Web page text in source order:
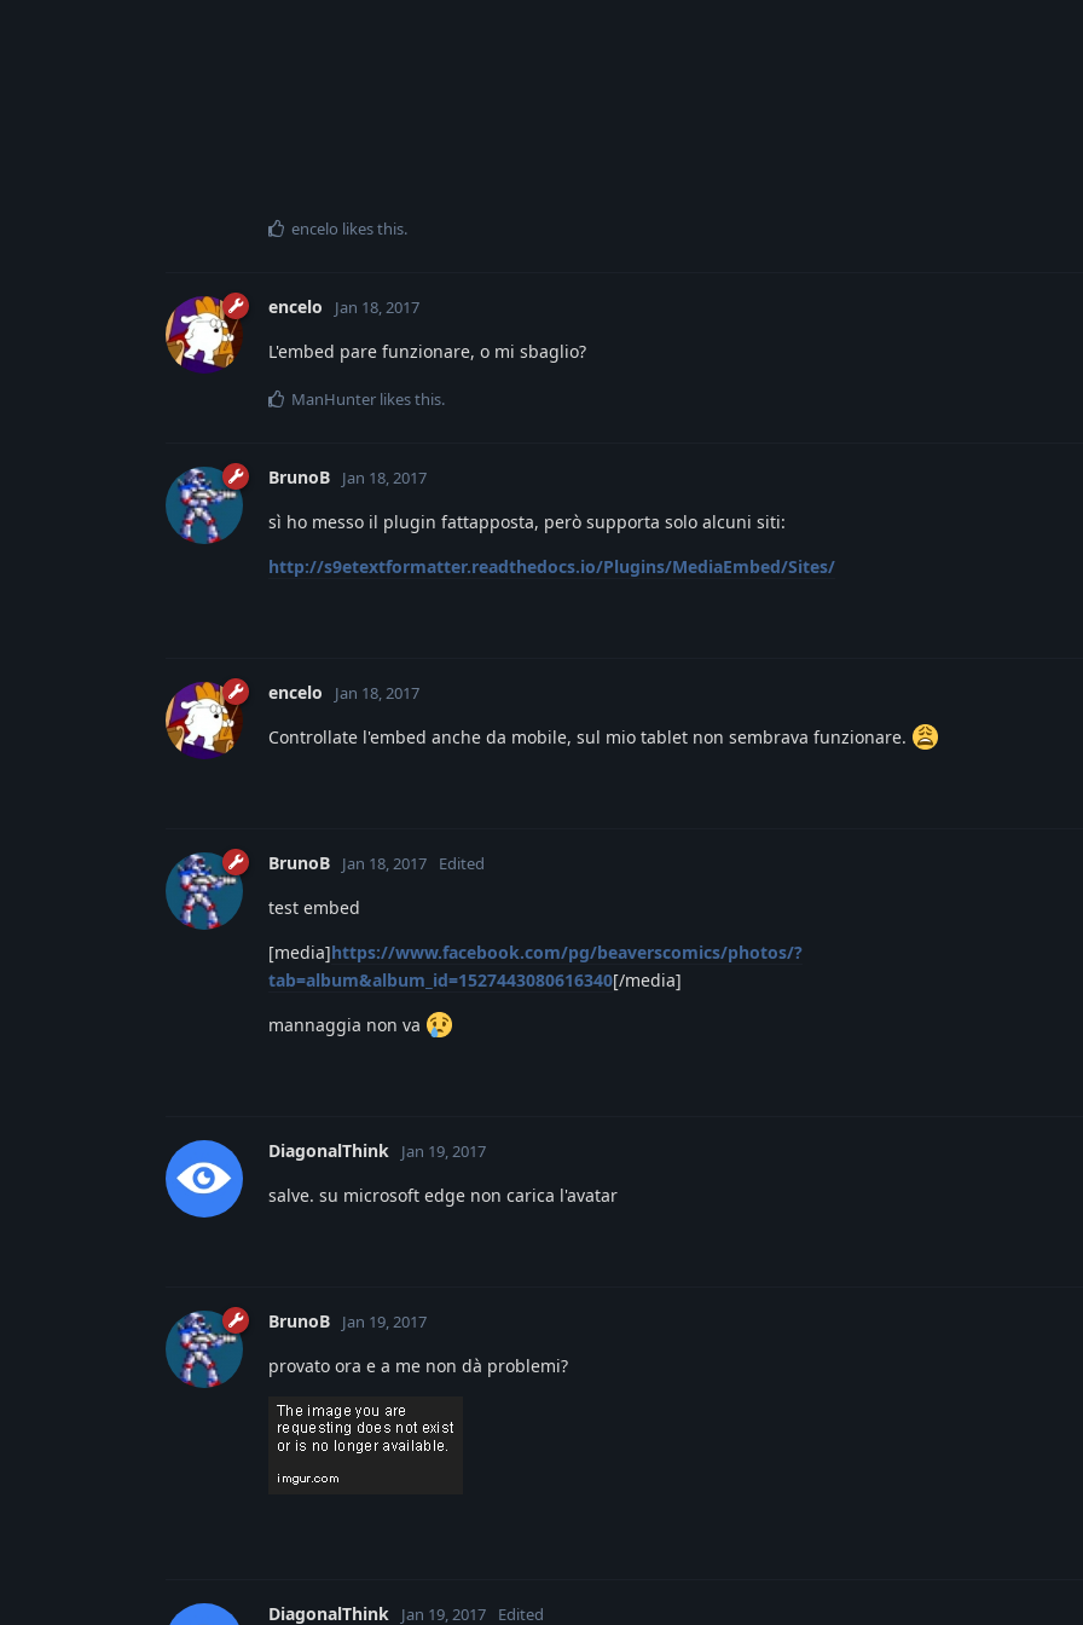
encelo likes this.
encelo Jan 18, 2017
L'embed pare funzionare, o mi sbaglio?
ManHunter likes this.
BrunoB Jan 18, 2017
sì ho messo il plugin fattapposta, però supporta solo alcuni siti:
http://s9etextformatter.readthedocs.io/Plugins/MediaEmbed/Sites/
encelo Jan 18, 2017
Controllate l'embed anche da mobile, sul mio tablet non sembrava funzionare.
BrunoB Jan 18, 2017 Edited
test embed
[media]https://www.facebook.com/pg/beaverscomics/photos/?
tab=album&album_id=1527443080616340[/media]
mannaggia non va
DiagonalThink Jan 19, 2017
salve. su microsoft edge non carica l'avatar
BrunoB Jan 19, 2017
provato ora e a me non dà problemi?
DiagonalThink Jan 19, 2017 Edited